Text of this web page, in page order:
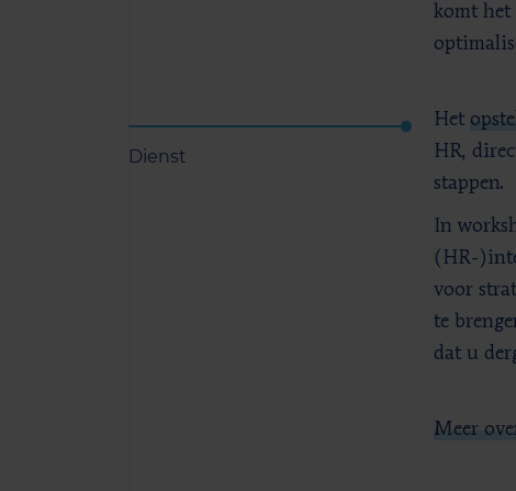
komt het
Dienst
Het
HR,
stappen.
In
(HR-
voor
te
dat u
Meer